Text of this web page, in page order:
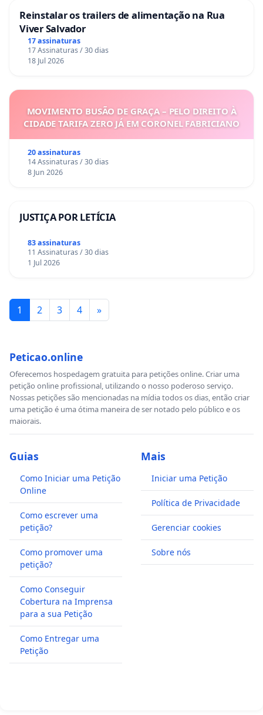
Reinstalar os trailers de alimentação na Rua
Viver Salvador
17 assinaturas
17 Assinaturas / 30 dias
18 Jul 2026
MOVIMENTO BUSÃO DE GRAÇA – PELO DIREITO À
CIDADE TARIFA ZERO JÁ EM CORONEL FABRICIANO
20 assinaturas
14 Assinaturas / 30 dias
8 Jun 2026
JUSTIÇA POR LETÍCIA
83 assinaturas
11 Assinaturas / 30 dias
1 Jul 2026
1 2 3 4 »
Peticao.online
Oferecemos hospedagem gratuita para petições online. Criar uma
petição online profissional, utilizando o nosso poderoso serviço.
Nossas petições são mencionadas na mídia todos os dias, então criar
uma petição é uma ótima maneira de ser notado pelo público e os
maiorais.
Guias
Como Iniciar uma Petição
Online
Como escrever uma
petição?
Como promover uma
petição?
Como Conseguir
Cobertura na Imprensa
para a sua Petição
Como Entregar uma
Petição
Mais
Iniciar uma Petição
Política de Privacidade
Gerenciar cookies
Sobre nós